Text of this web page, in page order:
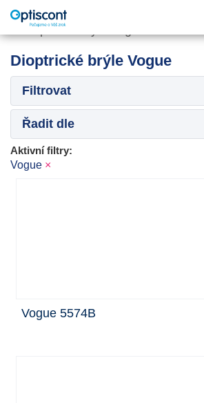
Dioptrické brýle Vogue
Filtrovat
Řadit dle
Aktivní filtry:
Vogue ×
Vogue 5574B